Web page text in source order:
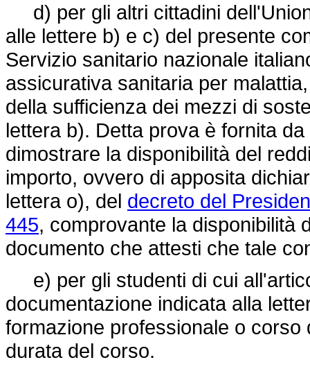
d) per gli altri cittadini
alle lettere b) e c) del presente
Servizio sanitario nazionale
assicurativa sanitaria per
della sufficienza dei mezzi di
lettera b). Detta prova è fornita
dimostrare la disponibilità del
importo, ovvero di apposita
lettera o), del decreto del
445, comprovante la disponibilità
documento che attesti che tale
e) per gli studenti di cui
documentazione indicata alla
formazione professionale o
durata del corso.